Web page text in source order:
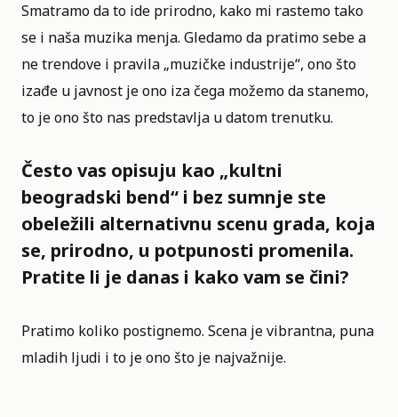
Smatramo da to ide prirodno, kako mi rastemo tako
se i naša muzika menja. Gledamo da pratimo sebe a
ne trendove i pravila „muzičke industrije“, ono što
izađe u javnost je ono iza čega možemo da stanemo,
to je ono što nas predstavlja u datom trenutku.
Često vas opisuju kao „kultni
beogradski bend“ i bez sumnje ste
obeležili alternativnu scenu grada, koja
se, prirodno, u potpunosti promenila.
Pratite li je danas i kako vam se čini?
Pratimo koliko postignemo. Scena je vibrantna, puna
mladih ljudi i to je ono što je najvažnije.